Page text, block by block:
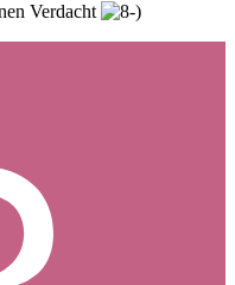
Verdacht